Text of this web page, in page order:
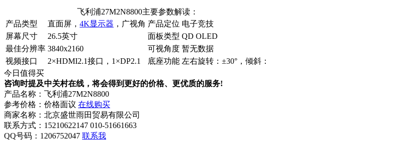
飞利浦27M2N8800主要参数解读：
产品类型
直面屏， 4K显示器 ，广视角 产品定位 电子竞技
屏幕尺寸
26.5英寸 面板类型 QD OLED
最佳分辨率 3840x2160 可视角度 暂无数据
视频接口
2×HDMI2.1接口，1×DP2.1 底座功能 左右旋转：±30°，倾斜：
今日值得买
咨询时提及中关村在线，将会得到更好的价格、更优质的服务!
产品名称： 飞利浦27M2N8800
参考价格： 价格面议 在线购买
商家名称： 北京盛世雨田贸易有限公司
联系方式： 15210622147 010-51661663
QQ号码：1206752047 联系我